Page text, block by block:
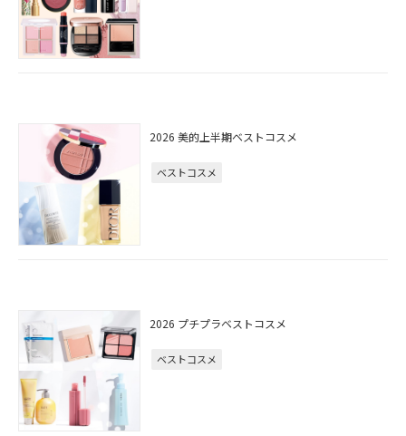
2026 美的上半期ベストコスメ
ベストコスメ
2026 プチプラベストコスメ
ベストコスメ